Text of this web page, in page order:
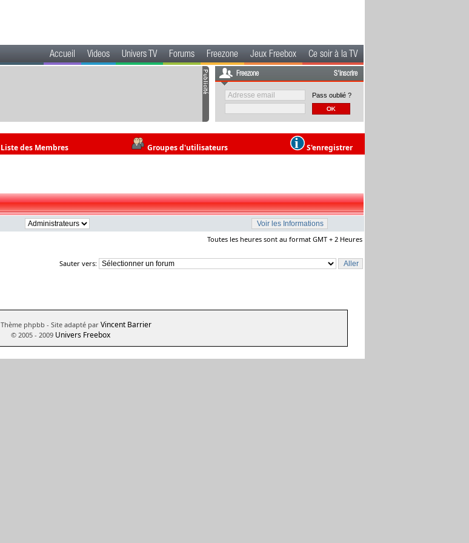
Accueil Videos Univers TV Forums Freezone Jeux Freebox Ce soir à la TV
Freezone S'inscrire
Pass oublié ?
Liste des Membres Groupes d'utilisateurs S'enregistrer
Toutes les heures sont au format GMT + 2 Heures
Sauter vers:
Thème phpbb - Site adapté par Vincent Barrier
© 2005 - 2009 Univers Freebox